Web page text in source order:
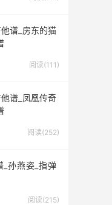
谱_房东的猫
阅读(111)
谱_凤凰传奇
阅读(252)
孙燕姿_指弹
阅读(215)